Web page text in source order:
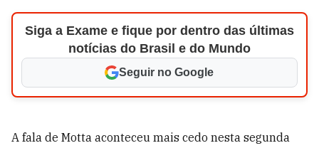
Siga a Exame e fique por dentro das últimas
notícias do Brasil e do Mundo
Seguir no Google
A fala de Motta aconteceu mais cedo nesta segunda